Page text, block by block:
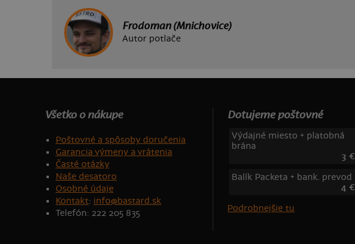
Frodoman (Mnichovice)
Autor potlače
Všetko o nákupe
Poštovné a spôsoby doručenia
Garancia výmeny a vrátenia
Časté otázky
Naše desatoro
Osobné údaje
Kontakt: info@bastard.sk
Telefón: 222 205 835
Dotujeme poštovné
Výdajné miesto + platobná
brána
3 €
Balík Packeta + bank. prevod
4 €
Podrobnejšie tu